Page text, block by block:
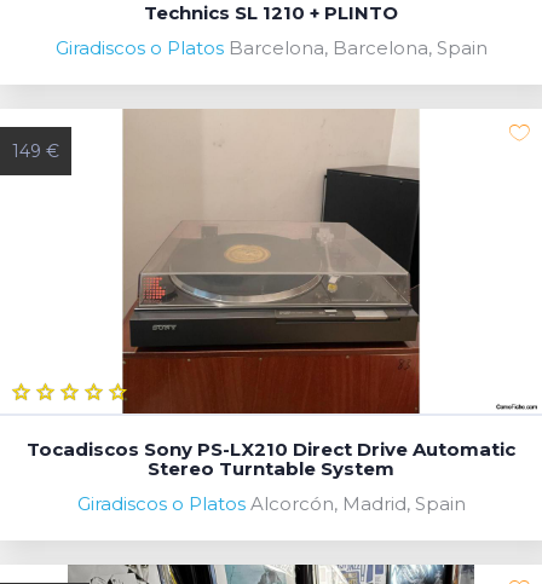
Technics SL 1210 + PLINTO
Giradiscos o Platos Barcelona, Barcelona, Spain
149 €
Tocadiscos Sony PS-LX210 Direct Drive Automatic
Stereo Turntable System
Giradiscos o Platos Alcorcón, Madrid, Spain